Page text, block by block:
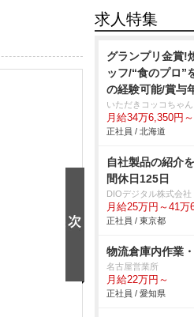
求人特集
グランプリ金賞!
ッフ/“食のプロ”
の経験可能/賞与
いただきコッコちゃ
月給34万6,350円
正社員 / 北海道
自社製品の紹介
間休日125日
DIOデジタル株式会社
月給25万円～41万
正社員 / 東京都
物流倉庫内作業
名古屋営業所
月給22万円～
正社員 / 愛知県